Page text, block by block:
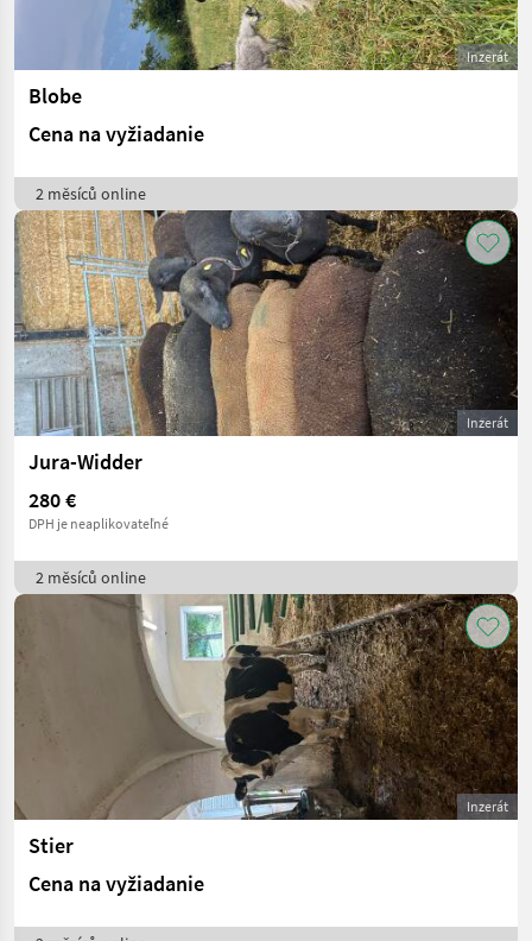
Inzerát
Blobe
Cena na vyžiadanie
2 měsíců online
Inzerát
Jura-Widder
280 €
DPH je neaplikovateľné
2 měsíců online
Inzerát
Stier
Cena na vyžiadanie